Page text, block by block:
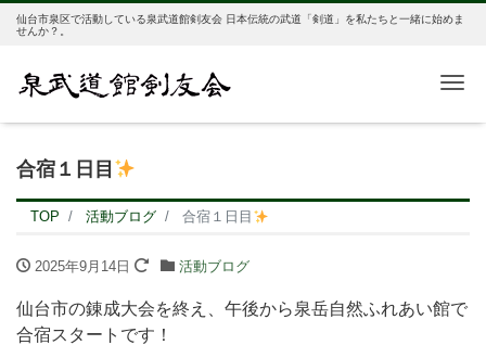
仙台市泉区で活動している泉武道館剣友会 日本伝統の武道「剣道」を私たちと一緒に始めま
せんか？。
合宿１日目
TOP 活動ブログ 合宿１日目
2025年9月14日 活動ブログ
仙台市の錬成大会を終え、午後から泉岳自然ふれあい館で
合宿スタートです！